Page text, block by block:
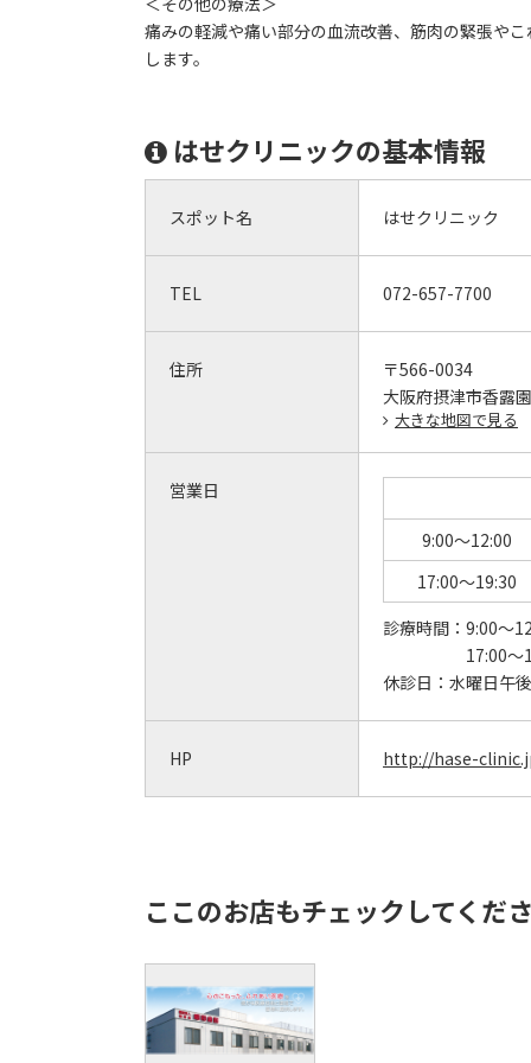
痛みの軽減や痛い部分の血流改善、筋肉の緊張や
します。
はせクリニックの基本情報
スポット名 はせクリニック
TEL 072-657-7700
住所
〒566-0034
大阪府摂津市香露
大きな地図で見る
営業日
9:00～12:00
17:00～19:30
診療時間： 9:00～
17:00～
休診日： 水曜日午
HP http://hase-
ここのお店もチェックしてくだ